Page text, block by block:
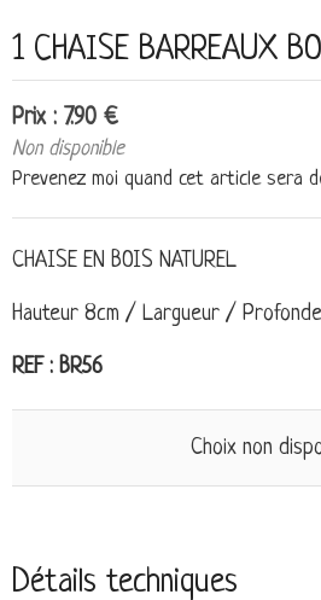
1 CHAISE BARREAUX
Prix : 7.90 €
Non disponible
Prevenez moi quand cet article sera
CHAISE EN BOIS NATUREL
Hauteur 8cm / Largueur /
REF : BR56
Choix non
Détails techniques